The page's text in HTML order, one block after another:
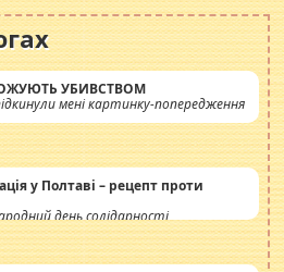
УБИВСТВОМ
мені картинку-попередження
у Полтаві – рецепт проти
день солідарності